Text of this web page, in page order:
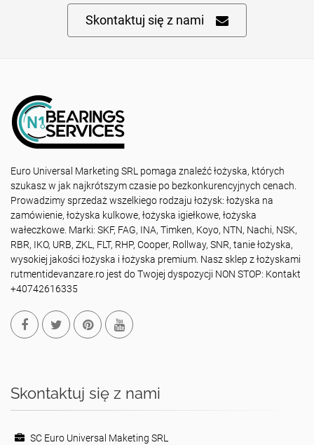
Skontaktuj się z nami
Euro Universal Marketing SRL pomaga znaleźć łożyska, których
szukasz w jak najkrótszym czasie po bezkonkurencyjnych cenach.
Prowadzimy sprzedaż wszelkiego rodzaju łożysk: łożyska na
zamówienie, łożyska kulkowe, łożyska igiełkowe, łożyska
wałeczkowe. Marki: SKF, FAG, INA, Timken, Koyo, NTN, Nachi, NSK,
RBR, IKO, URB, ZKL, FLT, RHP, Cooper, Rollway, SNR, tanie łożyska,
wysokiej jakości łożyska i łożyska premium. Nasz sklep z łożyskami
rutmentidevanzare.ro jest do Twojej dyspozycji NON STOP: Kontakt
+40742616335
Skontaktuj się z nami
SC Euro Universal Maketing SRL